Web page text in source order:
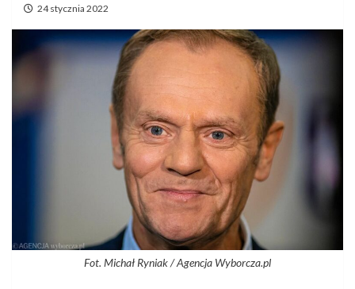
24 stycznia 2022
Fot. Michał Ryniak / Agencja Wyborcza.pl